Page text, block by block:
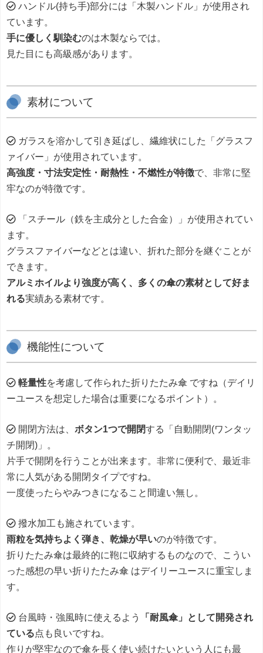
ハンドル(持ち手)部分には「木製ハンドル」が使用され
ています。
手に優しく馴染むのは木製ならでは。
見た目にも高級感があります。
素材について
ガラスを溶かして引き延ばし、繊維状にした「グラスフ
ァイバー」が使用されています。
高強度・寸法安定性・耐熱性・不燃性が特徴で、非常に堅
牢なのが特徴です。
「スチール（鉄を主成分とした合金）」が使用されてい
ます。
グラスファイバーなどとは違い、折れた部分を継ぐことが
できます。
アルミホイルより強度が高く、多くの傘の素材として好ま
れる実績ある素材です。
機能性について
軽量性を考慮して作られた折りたたみ傘 ですね（デイリ
ーユースを想定した場合は重要になるポイント）。
開閉方法は、 ボタン1つで開閉する「自動開閉(ワンタッ
チ開閉)」。
片手で開閉を行うことが出来ます。非常に便利で、最近非
常に人気がある開閉タイプですね。
一度使ったらやみつきになること間違い無し。
撥水加工も施されています。
雨粒を気持ちよく弾き、乾燥が早いのが特徴です。
折りたたみ傘は最終的に鞄に収納するものなので、こうい
った感想の早い折りたたみ傘 はデイリーユースに重宝しま
す。
台風時・強風時に使えるよう
「耐風傘」として開発され
ている点も良いですね。
作りが堅牢なので傘を長く使い続けたいという人にも最